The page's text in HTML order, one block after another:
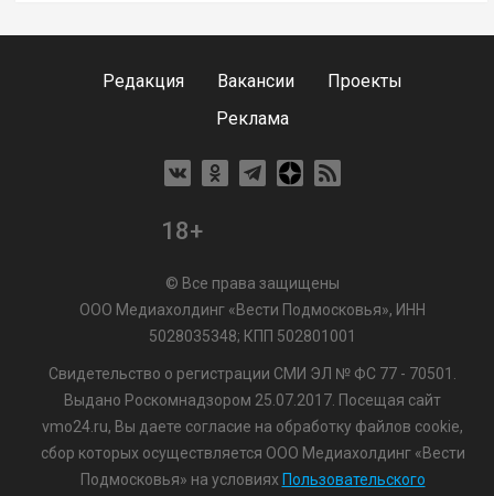
Редакция Вакансии
Проекты
Реклама
18+
© Все права защищены
ООО Медиахолдинг «Вести Подмосковья», ИНН
5028035348; КПП 502801001
Свидетельство о регистрации СМИ ЭЛ № ФС 77 - 70501.
Выдано Роскомнадзором 25.07.2017. Посещая сайт
vmo24.ru, Вы даете согласие на обработку файлов cookie,
сбор которых осуществляется ООО Медиахолдинг «Вести
Подмосковья» на условиях Пользовательского